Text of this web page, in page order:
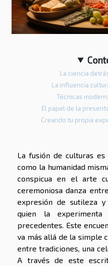
La ciencia
La influencia
Técnicas
El papel de la
Creando tu propia
La fusión de culturas
como la humanidad
conspicua en el arte
ceremoniosa danza
expresión de sutileza
quien la
precedentes. Este
va más allá de la simple
entre tradiciones, una
A través de este